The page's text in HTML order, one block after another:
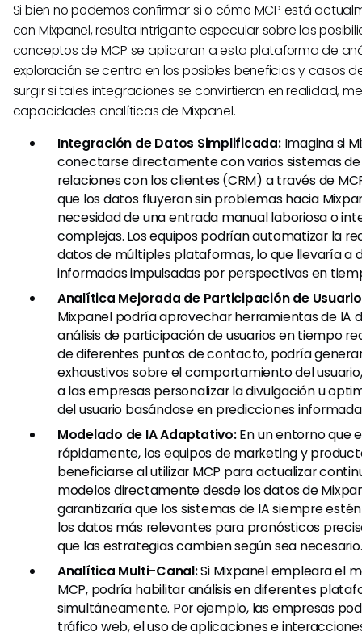
Si bien no podemos confirmar si o cómo MCP está
con Mixpanel, resulta intrigante especular sobre las
conceptos de MCP se aplicaran a esta plataforma de
exploración se centra en los posibles beneficios y casos
surgir si tales integraciones se convirtieran en realidad,
capacidades analíticas de Mixpanel.
Integración de Datos Simplificada:Imagina si
conectarse directamente con varios sistemas
relaciones con los clientes (CRM) a través de
que los datos fluyeran sin problemas hacia
necesidad de una entrada manual laboriosa o
complejas. Los equipos podrían automatizar la
datos de múltiples plataformas, lo que llevaría a
informadas impulsadas por perspectivas en
Analítica Mejorada de Participación de
Mixpanel podría aprovechar herramientas de IA
análisis de participación de usuarios en tiempo
de diferentes puntos de contacto, podría
exhaustivos sobre el comportamiento del
a las empresas personalizar la divulgación u
del usuario basándose en predicciones
Modelado de IA Adaptativo:En un entorno que
rápidamente, los equipos de marketing y
beneficiarse al utilizar MCP para actualizar
modelos directamente desde los datos de
garantizaría que los sistemas de IA siempre
los datos más relevantes para pronósticos
que las estrategias cambien según sea necesario.
Analítica Multi-Canal:Si Mixpanel empleara el
MCP, podría habilitar análisis en diferentes
simultáneamente. Por ejemplo, las empresas
tráfico web, el uso de aplicaciones e